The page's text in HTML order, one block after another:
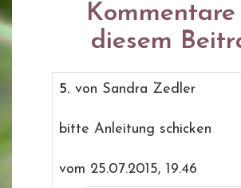
Kommentare
diesem
5. von Sandra Zedler
bitte Anleitung schicken
vom 25.07.2015, 19.46